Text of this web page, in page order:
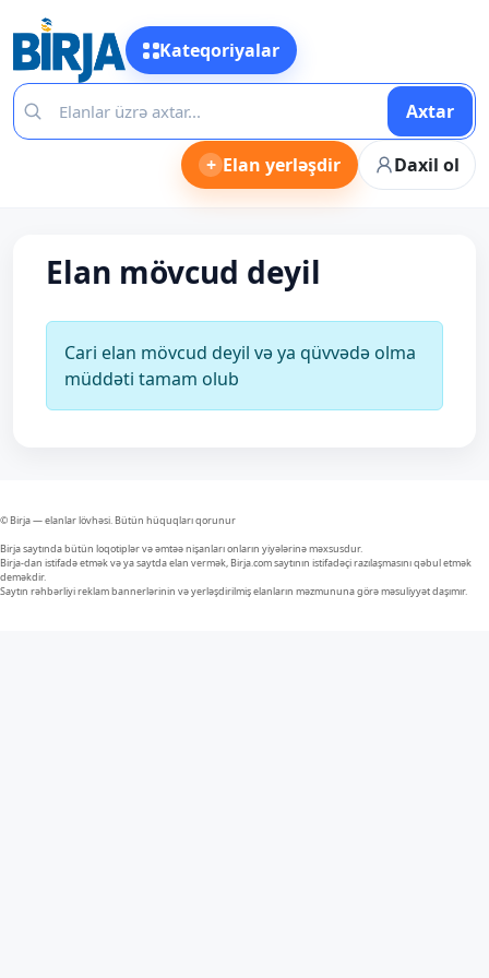
Kateqoriyalar
Axtar
+ Elan yerləşdir Daxil ol
Elan mövcud deyil
Cari elan mövcud deyil və ya qüvvədə olma
müddəti tamam olub
© Birja — elanlar lövhəsi. Bütün hüquqları qorunur
Birja saytında bütün loqotiplər və əmtəə nişanları onların yiyələrinə məxsusdur.
Birja-dan istifadə etmək və ya saytda elan vermək, Birja.com saytının istifadəçi razılaşmasını qəbul etmək
deməkdir.
Saytın rəhbərliyi reklam bannerlərinin və yerləşdirilmiş elanların məzmununa görə məsuliyyət daşımır.